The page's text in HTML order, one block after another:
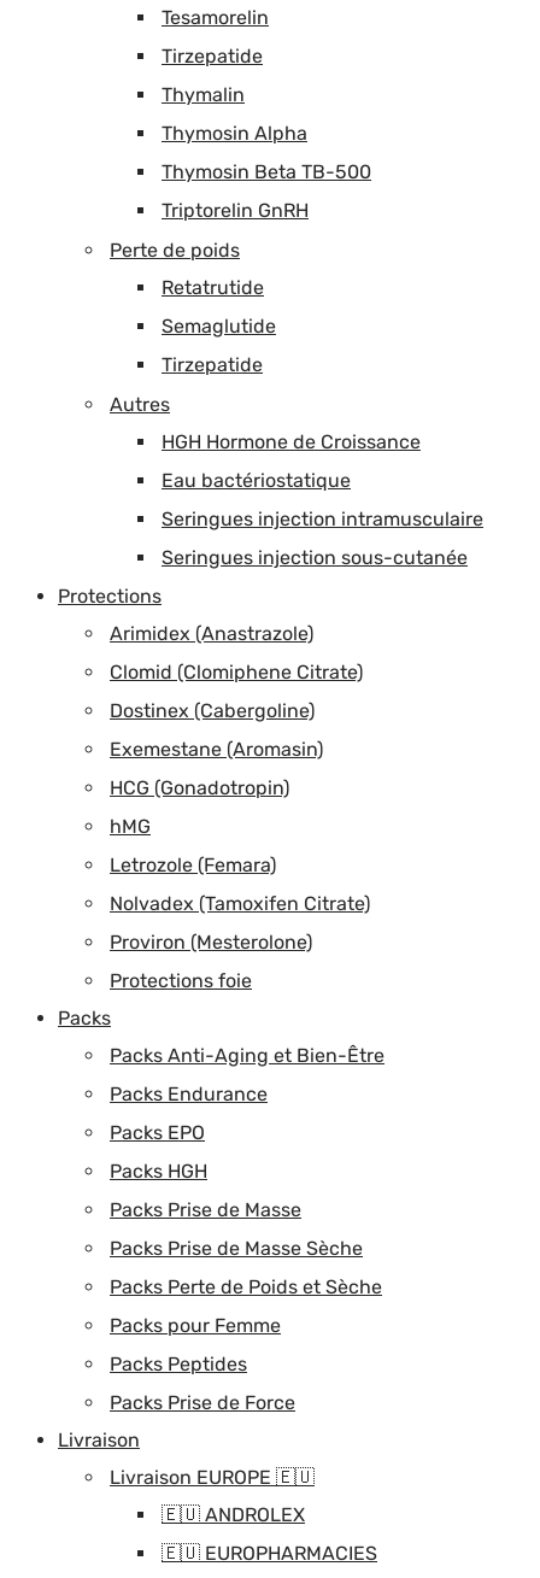
Tesamorelin
Tirzepatide
Thymalin
Thymosin Alpha
Thymosin Beta TB-500
Triptorelin GnRH
Perte de poids
Retatrutide
Semaglutide
Tirzepatide
Autres
HGH Hormone de Croissance
Eau bactériostatique
Seringues injection intramusculaire
Seringues injection sous-cutanée
Protections
Arimidex (Anastrazole)
Clomid (Clomiphene Citrate)
Dostinex (Cabergoline)
Exemestane (Aromasin)
HCG (Gonadotropin)
hMG
Letrozole (Femara)
Nolvadex (Tamoxifen Citrate)
Proviron (Mesterolone)
Protections foie
Packs
Packs Anti-Aging et Bien-Être
Packs Endurance
Packs EPO
Packs HGH
Packs Prise de Masse
Packs Prise de Masse Sèche
Packs Perte de Poids et Sèche
Packs pour Femme
Packs Peptides
Packs Prise de Force
Livraison
Livraison EUROPE 🇪🇺
🇪🇺 ANDROLEX
🇪🇺 EUROPHARMACIES